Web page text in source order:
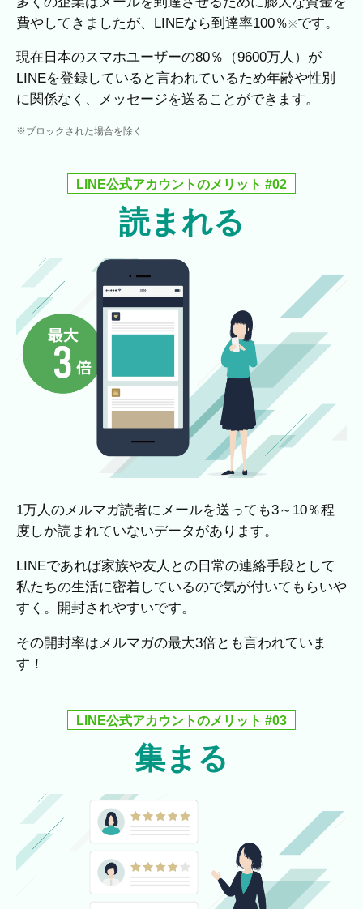
費やしてきましたが、LINEなら到達率100％※です。
現在日本のスマホユーザーの80％（9600万人）が
LINEを登録していると言われているため年齢や性別
に関係なく、メッセージを送ることができます。
※ブロックされた場合を除く
LINE公式アカウントのメリット #02
読まれる
1万人のメルマガ読者にメールを送っても3～10％程
度しか読まれていないデータがあります。
LINEであれば家族や友人との日常の連絡手段として
私たちの生活に密着しているので気が付いてもらいや
すく。開封されやすいです。
その開封率はメルマガの最大3倍とも言われていま
す！
LINE公式アカウントのメリット #03
集まる